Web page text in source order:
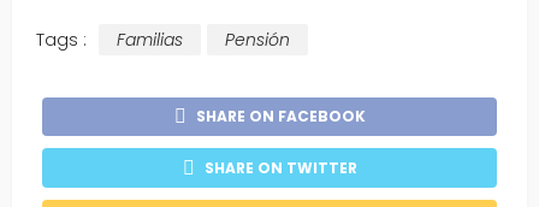
Tags : Familias Pensión
SHARE ON FACEBOOK
SHARE ON TWITTER